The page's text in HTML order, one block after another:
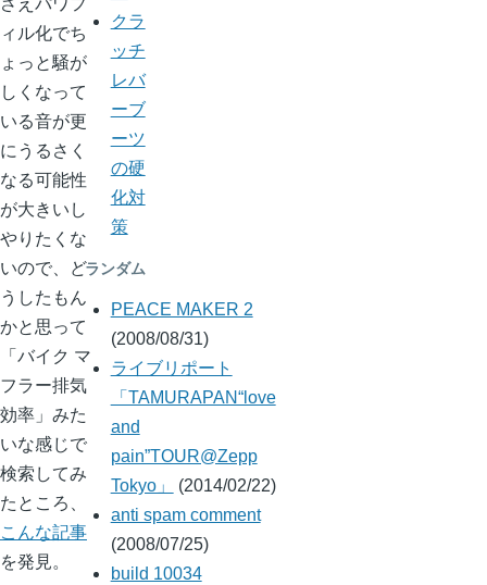
ィル化でち
ょっと騒が
しくなって
いる音が更
にうるさく
なる可能性
が大きいし
やりたくな
いので、ど
うしたもん
かと思って
「バイク マ
フラー排気
効率」みた
いな感じで
検索してみ
たところ、
こんな記事
を発見。
クラ
ッチ
レバ
ーブ
ーツ
の硬
化対
策
ランダム
PEACE MAKER 2
(2008/08/31)
ライブリポート
「TAMURAPAN“love
and
pain”TOUR@Zepp
Tokyo」
(2014/02/22)
anti spam comment
(2008/07/25)
build 10034